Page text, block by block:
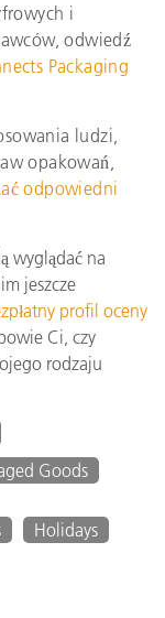
i
odwiedź
Packaging
ludzi,
opakowań,
odpowiedni
wyglądać na
jeszcze
profil oceny
Ci, czy
rodzaju
Goods
Holidays